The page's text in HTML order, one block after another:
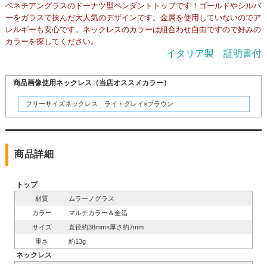
ベネチアングラスのドーナツ型ペンダントトップです！ゴールドやシルバ
ーをガラスで挟んだ大人気のデザインです。金属を使用していないのでア
レルギーも安心です。ネックレスのカラーは組合わせ自由ですので好みの
カラーを探してください。
イタリア製 証明書付
商品画像使用ネックレス（当店オススメカラー）
フリーサイズネックレス ライトグレイ×ブラウン
商品詳細
トップ
材質
ムラーノグラス
カラー
マルチカラー＆金箔
サイズ
直径約38mm×厚さ約7mm
重さ
約13g
ネックレス